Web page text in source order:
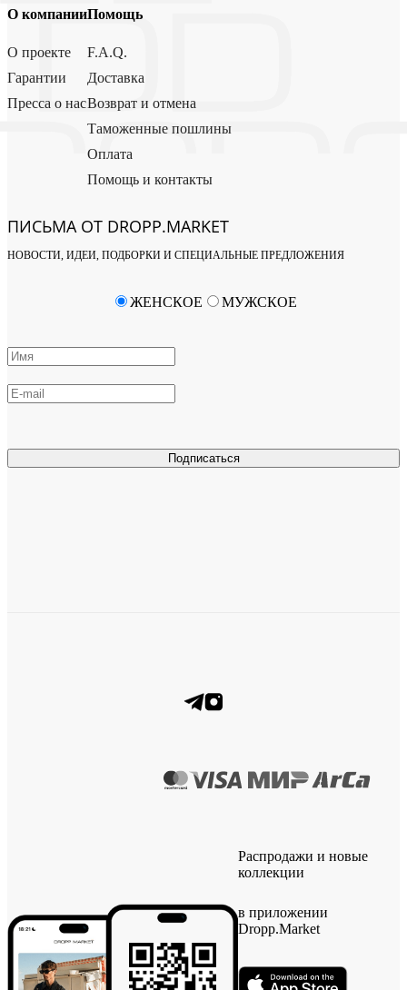
О компании
О проекте
Гарантии
Пресса о нас
Помощь
F.A.Q.
Доставка
Возврат и отмена
Таможенные пошлины
Оплата
Помощь и контакты
ПИСЬМА ОТ DROPP.MARKET
НОВОСТИ, ИДЕИ, ПОДБОРКИ И СПЕЦИАЛЬНЫЕ ПРЕДЛОЖЕНИЯ
Подписаться
ЖЕНСКОЕ МУЖСКОЕ
Распродажи и новые
коллекции
в приложении
Dropp.Market